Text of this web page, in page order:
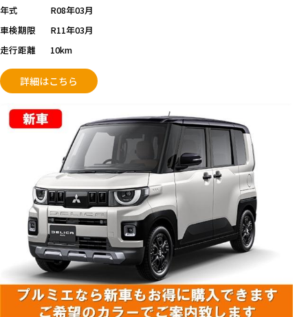
年式
R08年03月
車検期限
R11年03月
走行距離
10km
詳細はこちら